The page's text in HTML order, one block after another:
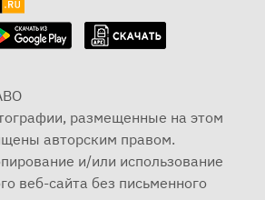
размещенные на этом
авторским правом.
и/или использование
веб-сайта без письменного